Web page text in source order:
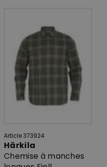
Article 373924
Härkila
Chemise à manches